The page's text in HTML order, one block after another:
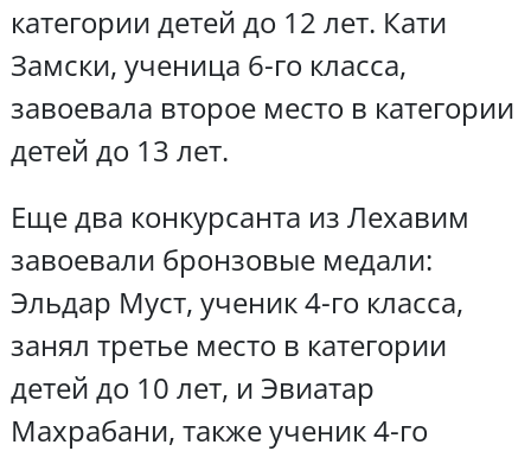
категории детей до 12 лет. Кати
Замски, ученица 6-го класса,
завоевала второе место в категории
детей до 13 лет.
Еще два конкурсанта из Лехавим
завоевали бронзовые медали:
Эльдар Муст, ученик 4-го класса,
занял третье место в категории
детей до 10 лет, и Эвиатар
Махрабани, также ученик 4-го